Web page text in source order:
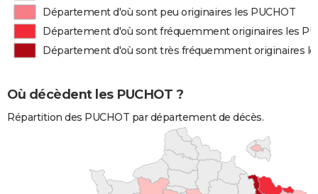
Département d'où sont peu originaires les PUCHOT
Département d'où sont fréquemment originaires les
Département d'où sont très fréquemment originaires
Où décèdent les PUCHOT ?
Répartition des PUCHOT par département de décès.